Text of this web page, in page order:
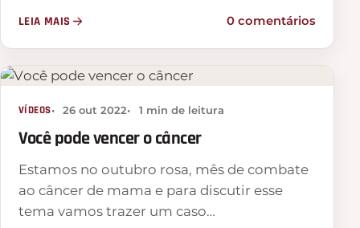
LEIA MAIS 0 comentários
VÍDEOS 26 out 2022 1 min de leitura
Você pode vencer o câncer
Estamos no outubro rosa, mês de combate
ao câncer de mama e para discutir esse
tema vamos trazer um caso…